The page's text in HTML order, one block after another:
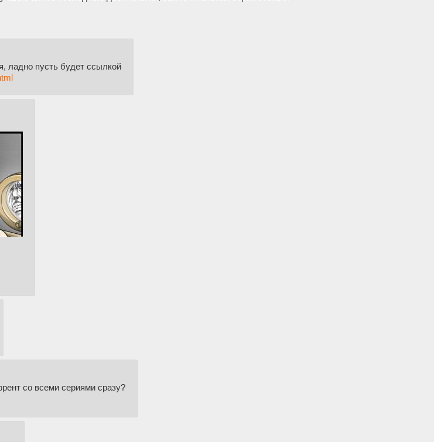
ладно пусть будет ссылкой
со всеми сериями сразу?